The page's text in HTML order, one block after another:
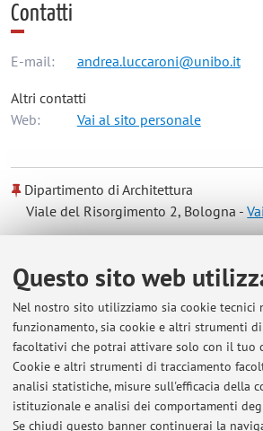
Questo sito web
Nel nostro sito utilizziamo sia cookie tecnici
funzionamento, sia cookie e altri strumenti
facoltativi che potrai attivare solo con il tuo
Cookie e altri strumenti di tracciamento
analisi statistiche, misure sull'efficacia della
istituzionale e analisi dei comportamenti
Se chiudi questo banner continuerai la
Contatti
E-mail: andrea.luccaroni@unibo.it
Altri contatti
Web:
Vai al sito personale
Dipartimento di Architettura
Viale del Risorgimento 2, Bologna -
Risorse in rete
ORCID
Orario di ricevimento
prendere appuntamento via email